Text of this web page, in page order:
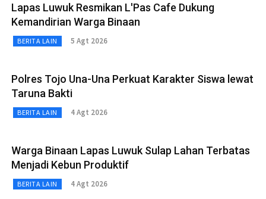
Lapas Luwuk Resmikan L'Pas Cafe Dukung
Kemandirian Warga Binaan
BERITA LAIN 5 Agt 2026
Polres Tojo Una-Una Perkuat Karakter Siswa lewat
Taruna Bakti
BERITA LAIN 4 Agt 2026
Warga Binaan Lapas Luwuk Sulap Lahan Terbatas
Menjadi Kebun Produktif
BERITA LAIN 4 Agt 2026